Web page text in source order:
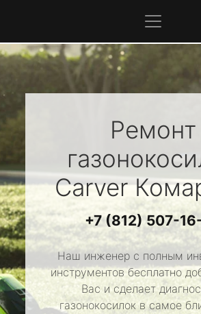
Ремонт
Carver
+7 (812) 507-
Наш инженер с полным
инструментов бесплатно
Вас и сделает
газонокосилок в самое